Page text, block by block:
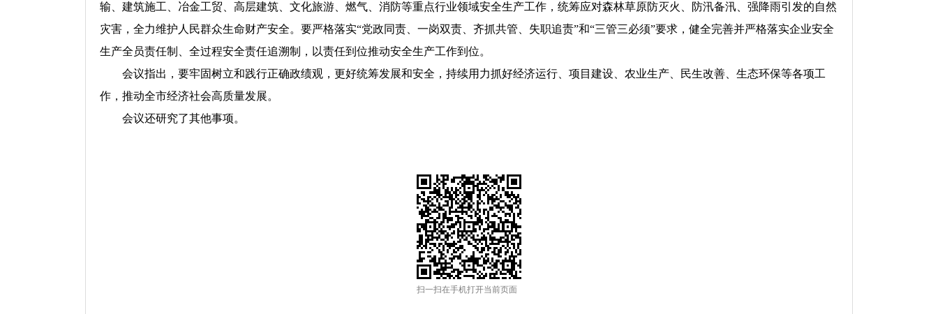
输、建筑施工、冶金工贸、高层建筑、文化旅游、燃气、消防等重点行业领域安全生产工作，统筹应对森林草原防灭火、防汛备汛、强降雨引发的自然
灾害，全力维护人民群众生命财产安全。要严格落实“党政同责、一岗双责、齐抓共管、失职追责”和“三管三必须”要求，健全完善并严格落实企业安全
生产全员责任制、全过程安全责任追溯制，以责任到位推动安全生产工作到位。
会议指出，要牢固树立和践行正确政绩观，更好统筹发展和安全，持续用力抓好经济运行、项目建设、农业生产、民生改善、生态环保等各项工
作，推动全市经济社会高质量发展。
会议还研究了其他事项。
扫一扫在手机打开当前页面